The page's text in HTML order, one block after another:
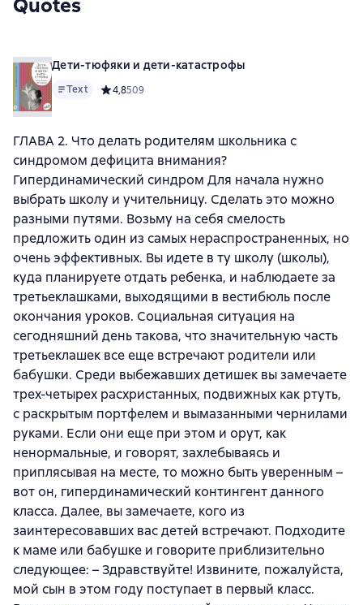
Quotes
Дети-тюфяки и дети-катастрофы
Text Средний рейтинг 4,8 на основе 509 оценок
4,8509
ГЛАВА 2. Что делать родителям школьника с
синдромом дефицита внимания?
Гипердинамический синдром Для начала нужно
выбрать школу и учительницу. Сделать это можно
разными путями. Возьму на себя смелость
предложить один из самых нераспространенных, но
очень эффективных. Вы идете в ту школу (школы),
куда планируете отдать ребенка, и наблюдаете за
третьеклашками, выходящими в вестибюль после
окончания уроков. Социальная ситуация на
сегодняшний день такова, что значительную часть
третьеклашек все еще встречают родители или
бабушки. Среди выбежавших детишек вы замечаете
трех-четырех расхристанных, подвижных как ртуть,
с раскрытым портфелем и вымазанными чернилами
руками. Если они еще при этом и орут, как
ненормальные, и говорят, захлебываясь и
приплясывая на месте, то можно быть уверенным –
вот он, гипердинамический контингент данного
класса. Далее, вы замечаете, кого из
заинтересовавших вас детей встречают. Подходите
к маме или бабушке и говорите приблизительно
следующее: – Здравствуйте! Извините, пожалуйста,
мой сын в этом году поступает в первый класс.